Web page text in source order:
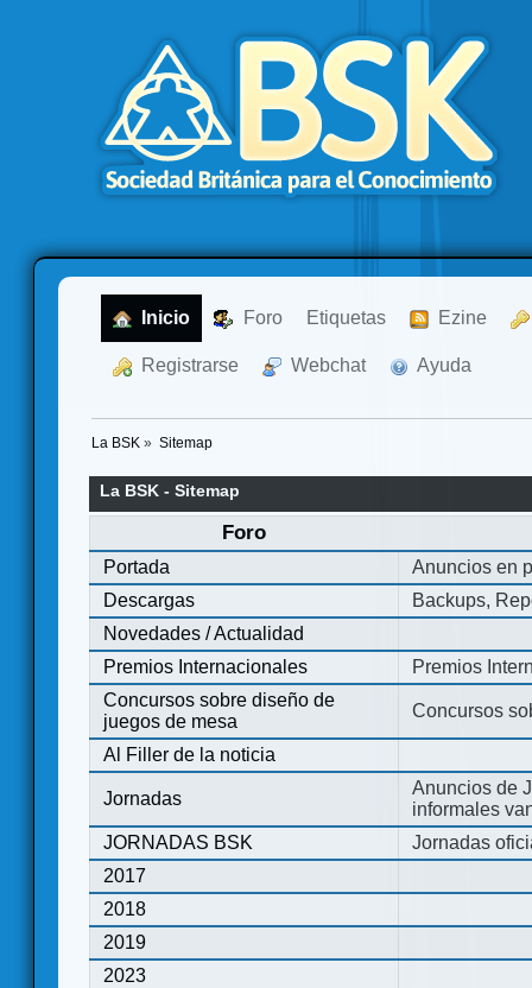
Inicio Foro Etiquetas Ezine
Registrarse Webchat Ayuda
La BSK » Sitemap
La BSK - Sitemap
Foro
Portada
Anuncios en
Descargas
Backups,
Novedades / Actualidad
Premios Internacionales
Premios
Concursos sobre diseño de
juegos de mesa
Concursos
Al Filler de la noticia
Jornadas
Anuncios de
informales
JORNADAS BSK
Jornadas
2017
2018
2019
2023